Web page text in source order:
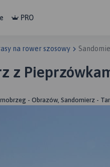
PRO
na rower szosowy
z
- Obrazów, Sandomierz -